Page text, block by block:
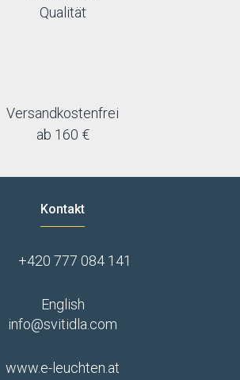
Qualität
Versandkostenfrei
ab 160 €
Kontakt
+420 777 084 141
English
info@svitidla.com
www.e-leuchten.at